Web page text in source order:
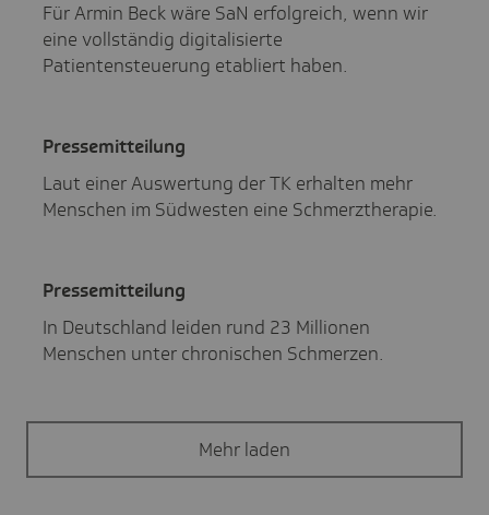
Für Armin Beck wäre SaN erfolgreich, wenn wir
eine vollständig digitalisierte
Patientensteuerung etabliert haben.
Pres­se­mit­tei­lung
Laut einer Auswertung der TK erhalten mehr
Menschen im Südwesten eine Schmerztherapie.
Pres­se­mit­tei­lung
In Deutschland leiden rund 23 Millionen
Menschen unter chronischen Schmerzen.
Mehr laden